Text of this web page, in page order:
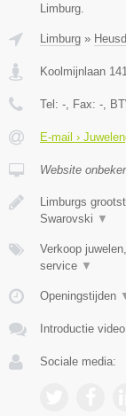
Limburg.
Limburg »
Koolmijnlaan 141
Tel: - , Fax: - ,
E-mail ›
Website
Limburgs
Swarovski ▼
Verkoop
service ▼
Openingstijden
Introductie video
Sociale media: